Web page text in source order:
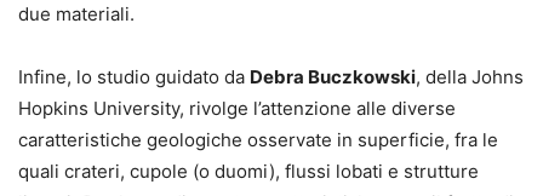
due materiali.
Infine, lo studio guidato da Debra Buczkowski, della Johns
Hopkins University, rivolge l’attenzione alle diverse
caratteristiche geologiche osservate in superficie, fra le
quali crateri, cupole (o duomi), flussi lobati e strutture